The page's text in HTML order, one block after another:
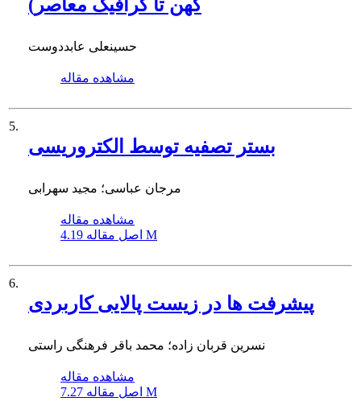
کهن تا گرافیک معاصر)
حسینعلی عابددوست
مشاهده مقاله
5.
بستر تصفیه توسط الکتروریسی
مرجان عباسی؛ مجید سهرابی
مشاهده مقاله
اصل مقاله 4.19 M
6.
پیشرفت ها در زیست پالایی کاربردی
نسرین قربان زاده؛ محمد باقر فرهنگی راستی
مشاهده مقاله
اصل مقاله 7.27 M